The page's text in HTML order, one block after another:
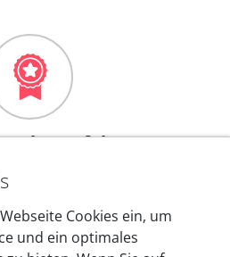
Jahre Erfahrung
von autoaid stecken
Produkte am Standort in
Auf diese Qualität vertrauen
Cookies ein, um
und ein optimales